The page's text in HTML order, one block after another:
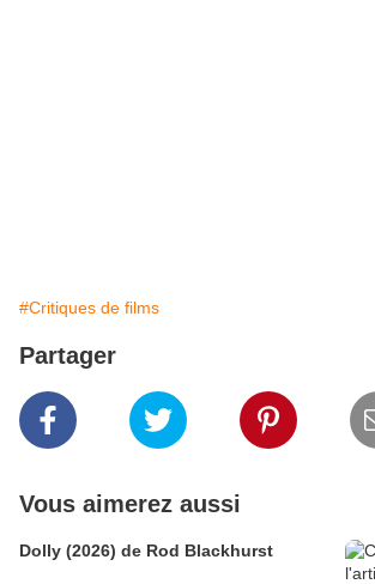
#Critiques de films
Partager
Vous aimerez aussi
Dolly (2026) de Rod Blackhurst